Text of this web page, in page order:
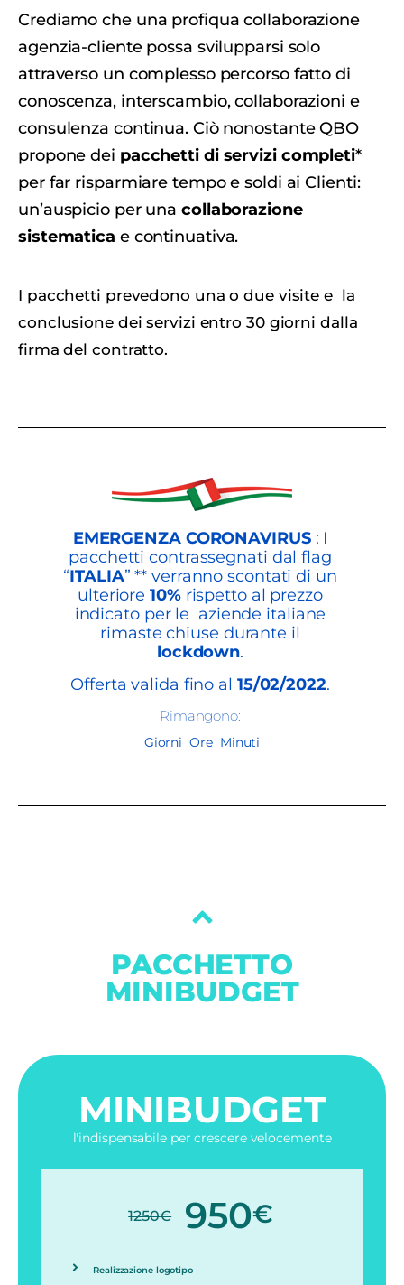
Crediamo che una profiqua collaborazione
agenzia-cliente possa svilupparsi solo
attraverso un complesso percorso fatto di
conoscenza, interscambio, collaborazioni e
consulenza continua. Ciò nonostante QBO
propone dei pacchetti di servizi completi*
per far risparmiare tempo e soldi ai Clienti:
un’auspicio per una collaborazione
sistematica e continuativa.
I pacchetti prevedono una o due visite e la
conclusione dei servizi entro 30 giorni dalla
firma del contratto.
EMERGENZA CORONAVIRUS: I
pacchetti contrassegnati dal flag
“ITALIA” ** verranno scontati di un
ulteriore10%rispetto al prezzo
indicato per le aziende italiane
rimaste chiuse durante il
lockdown.
Offerta valida fino al 15/02/2022.
Rimangono:
Giorni Ore Minuti
PACCHETTO
MINIBUDGET
MINIBUDGET
l'indispensabile per crescere velocemente
1250€ 950€
Realizzazione logotipo